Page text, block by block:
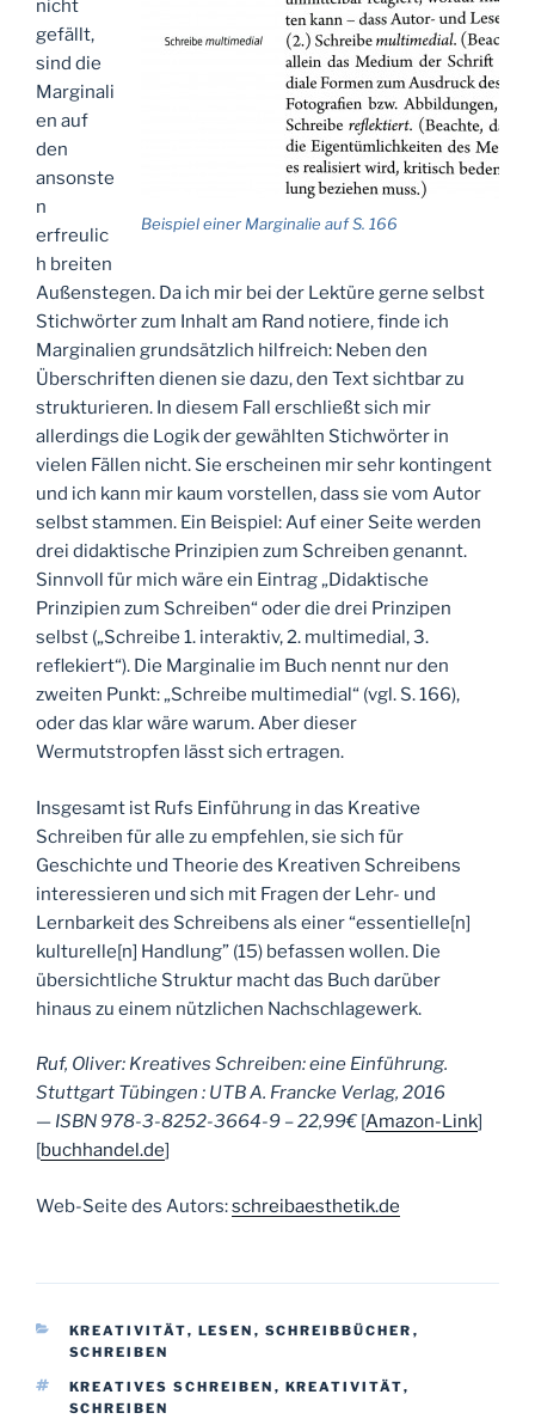
Beispiel einer Marginalie auf S. 166
nicht
gefällt,
sind die
Marginali
en auf
den
ansonste
n
erfreulic
h breiten
Außenstegen. Da ich mir bei der Lektüre gerne selbst
Stichwörter zum Inhalt am Rand notiere, finde ich
Marginalien grundsätzlich hilfreich: Neben den
Überschriften dienen sie dazu, den Text sichtbar zu
strukturieren. In diesem Fall erschließt sich mir
allerdings die Logik der gewählten Stichwörter in
vielen Fällen nicht. Sie erscheinen mir sehr kontingent
und ich kann mir kaum vorstellen, dass sie vom Autor
selbst stammen. Ein Beispiel: Auf einer Seite werden
drei didaktische Prinzipien zum Schreiben genannt.
Sinnvoll für mich wäre ein Eintrag „Didaktische
Prinzipien zum Schreiben“ oder die drei Prinzipen
selbst („Schreibe 1. interaktiv, 2. multimedial, 3.
reflekiert“). Die Marginalie im Buch nennt nur den
zweiten Punkt: „Schreibe multimedial“ (vgl. S. 166),
oder das klar wäre warum. Aber dieser
Wermutstropfen lässt sich ertragen.
Insgesamt ist Rufs Einführung in das Kreative
Schreiben für alle zu empfehlen, sie sich für
Geschichte und Theorie des Kreativen Schreibens
interessieren und sich mit Fragen der Lehr- und
Lernbarkeit des Schreibens als einer “essentielle[n]
kulturelle[n] Handlung” (15) befassen wollen. Die
übersichtliche Struktur macht das Buch darüber
hinaus zu einem nützlichen Nachschlagewerk.
Ruf, Oliver: Kreatives Schreiben: eine Einführung.
Stuttgart Tübingen : UTB A. Francke Verlag, 2016
— ISBN 978-3-8252-3664-9 – 22,99€ [Amazon-Link]
[buchhandel.de]
Web-Seite des Autors:schreibaesthetik.de
KATEGORIEN
KREATIVITÄT, LESEN , SCHREIBBÜCHER ,
SCHREIBEN
SCHLAGWÖRTER
KREATIVES SCHREIBEN , KREATIVITÄT,
SCHREIBEN